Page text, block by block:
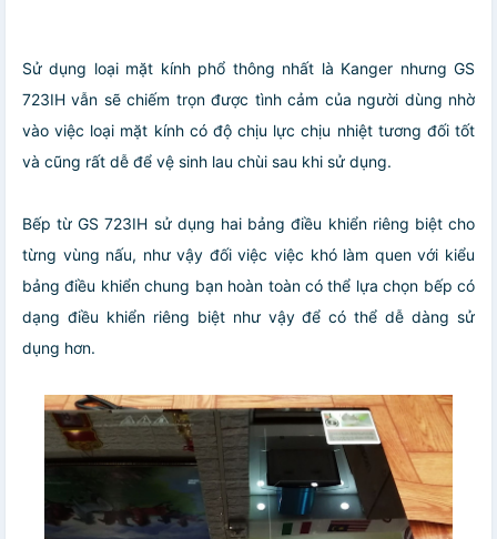
Sử dụng loại mặt kính phổ thông nhất là Kanger nhưng GS
723IH vẫn sẽ chiếm trọn được tình cảm của người dùng nhờ
vào việc loại mặt kính có độ chịu lực chịu nhiệt tương đối tốt
và cũng rất dễ để vệ sinh lau chùi sau khi sử dụng.
Bếp từ GS 723IH sử dụng hai bảng điều khiển riêng biệt cho
từng vùng nấu, như vậy đối việc việc khó làm quen với kiểu
bảng điều khiển chung bạn hoàn toàn có thể lựa chọn bếp có
dạng điều khiển riêng biệt như vậy để có thể dễ dàng sử
dụng hơn.